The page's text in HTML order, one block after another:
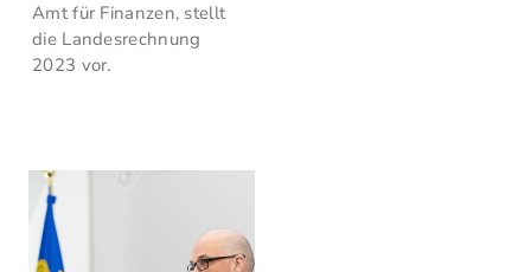
Amt für Finanzen, stellt
die Landesrechnung
2023 vor.